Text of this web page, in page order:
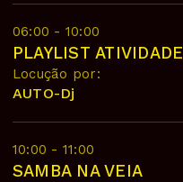
06:00 - 10:00
PLAYLIST ATIVIDADE
Locução por:
AUTO-Dj
10:00 - 11:00
SAMBA NA VEIA